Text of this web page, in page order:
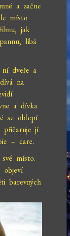
a začne
místo
jak
líbá
ní dveře a
na
a dívka
se oblepí
přičaruje jí
– care.
místo.
objeví
barevných